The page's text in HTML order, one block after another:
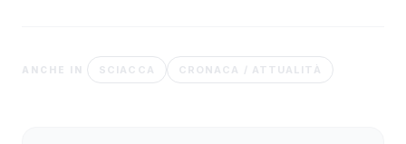
ANCHE IN SCIACCA CRONACA / ATTUALITÀ